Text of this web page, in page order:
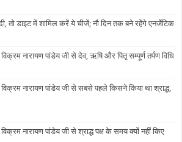
तो डाइट में शामिल करें ये चीजें; नौ दिन तक बने रहेंगे एनर्जेटिक
नारायण पांडेय जी से देव, ऋषि और पितृ सम्पूर्ण तर्पण विधि
नारायण पांडेय जी से सबसे पहले किसने किया था श्राद्ध,
नारायण पांडेय जी से श्राद्ध पक्ष के समय क्यों नहीं किए